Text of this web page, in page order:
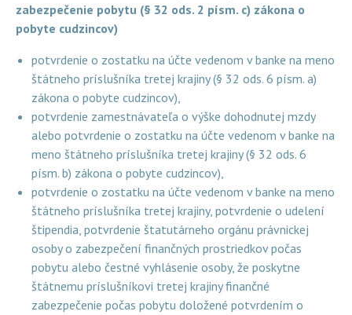
zabezpečenie pobytu (§ 32 ods. 2 písm. c) zákona o
pobyte cudzincov)
potvrdenie o zostatku na účte vedenom v banke na meno
štátneho príslušníka tretej krajiny (§ 32 ods. 6 písm. a)
zákona o pobyte cudzincov),
potvrdenie zamestnávateľa o výške dohodnutej mzdy
alebo potvrdenie o zostatku na účte vedenom v banke na
meno štátneho príslušníka tretej krajiny (§ 32 ods. 6
písm. b) zákona o pobyte cudzincov),
potvrdenie o zostatku na účte vedenom v banke na meno
štátneho príslušníka tretej krajiny, potvrdenie o udelení
štipendia, potvrdenie štatutárneho orgánu právnickej
osoby o zabezpečení finančných prostriedkov počas
pobytu alebo čestné vyhlásenie osoby, že poskytne
štátnemu príslušníkovi tretej krajiny finančné
zabezpečenie počas pobytu doložené potvrdením o